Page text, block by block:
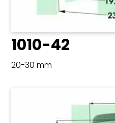
1010-42
20-30 mm